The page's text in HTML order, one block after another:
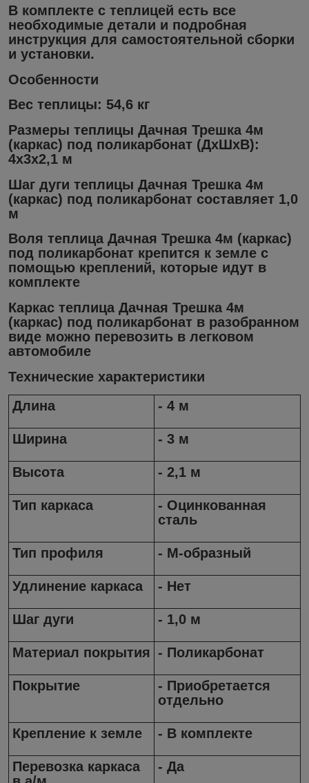
В комплекте с теплицей есть все
необходимые детали и подробная
инструкция для самостоятельной сборки
и установки.
Особенности
Вес теплицы: 54,6 кг
Размеры теплицы Дачная Трешка 4м
(каркас) под поликарбонат (ДхШхВ):
4х3х2,1 м
Шаг дуги теплицы Дачная Трешка 4м
(каркас) под поликарбонат составляет 1,0
м
Воля теплица Дачная Трешка 4м (каркас)
под поликарбонат крепится к земле с
помощью креплений, которые идут в
комплекте
Каркас теплица Дачная Трешка 4м
(каркас) под поликарбонат в разобранном
виде можно перевозить в легковом
автомобиле
Технические характеристики
Длина
- 4 м
Ширина - 3 м
Высота - 2,1 м
Тип каркаса
- Оцинкованная
сталь
Тип профиля - М-образный
Удлинение каркаса - Нет
Шаг дуги - 1,0 м
Материал покрытия - Поликарбонат
Покрытие
- Приобретается
отдельно
Крепление к земле - В комплекте
Перевозка каркаса
- Да